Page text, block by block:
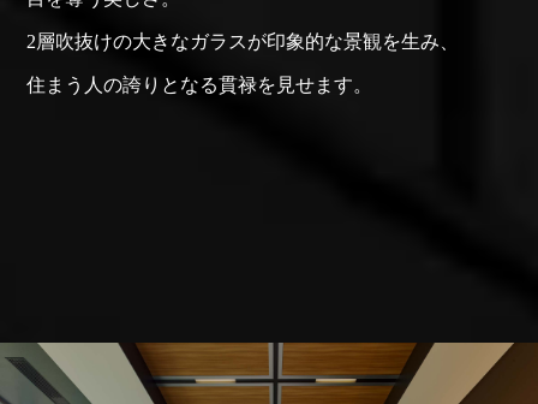
2層吹抜けの大きなガラスが印象的な景観を生み、
住まう人の誇りとなる貫禄を見せます。